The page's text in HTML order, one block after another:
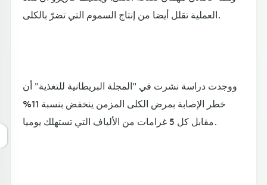
العملية تقلل أيضا من إنتاج السموم التي تضرّ بالكلى.
ووجدت دراسة نشرت في "المجلة البريطانية للتغذية" أن
خطر الإصابة بمرض الكلى المزمن ينخفض بنسبة 11%
مقابل كل 5 غرامات من الألياف التي تستهلك يوميا.